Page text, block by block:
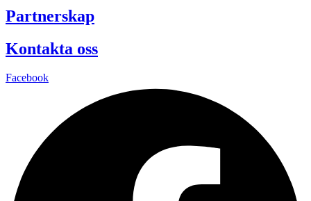
Partnerskap
Kontakta oss
Facebook